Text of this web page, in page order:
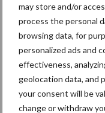
may store and/or
process the personal
browsing data, for
personalized ads and
effectiveness,
geolocation data, and
your consent will be
change or withdraw
Primaire
Sidebar
Recent